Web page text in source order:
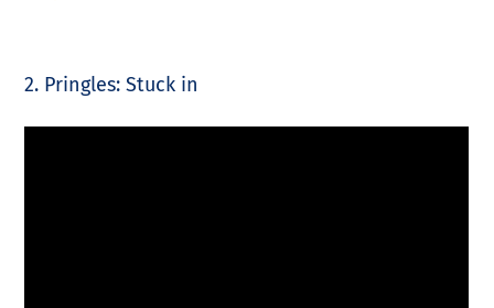
2. Pringles: Stuck in